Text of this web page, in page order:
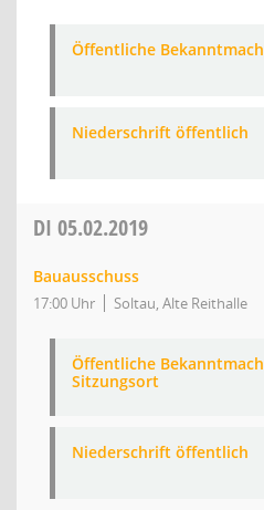
Öffentliche
Niederschrift öffentlich
DI 05.02.2019
Bauausschuss
17:00 Uhr Soltau, Alte Reithalle
Öffentliche
Sitzungsort
Niederschrift öffentlich